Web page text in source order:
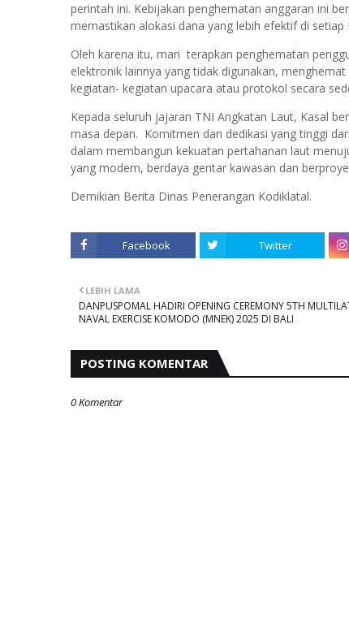
perintah ini. Kebijakan penghematan anggaran ini
memastikan alokasi dana yang lebih efektif di setiap
Oleh karena itu, mari terapkan penghematan
elektronik lainnya yang tidak digunakan,
kegiatan- kegiatan upacara atau protokol secara
Kepada seluruh jajaran TNI Angkatan Laut, Kasal
masa depan. Komitmen dan dedikasi yang tinggi
dalam membangun kekuatan pertahanan laut
yang modern, berdaya gentar kawasan dan
Demikian Berita Dinas Penerangan Kodiklatal.
Facebook Twitter
LEBIH LAMA
DANPUSPOMAL HADIRI OPENING CEREMONY 5TH
NAVAL EXERCISE KOMODO (MNEK) 2025 DI BALI
POSTING KOMENTAR
0 Komentar